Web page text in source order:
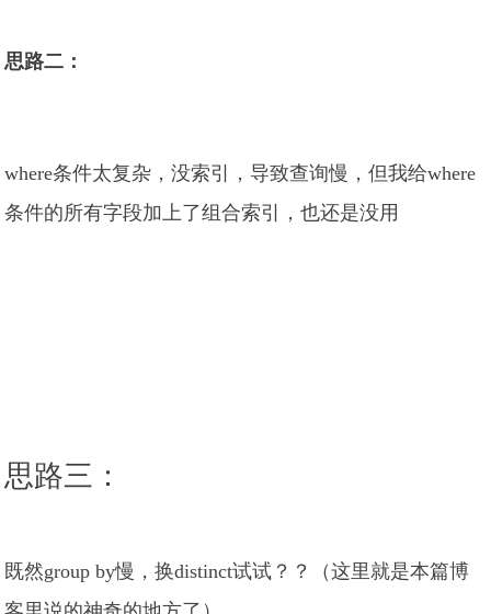
思路二：
where条件太复杂，没索引，导致查询慢，但我给where
条件的所有字段加上了组合索引，也还是没用
思路三：
既然group by慢，换distinct试试？？（这里就是本篇博